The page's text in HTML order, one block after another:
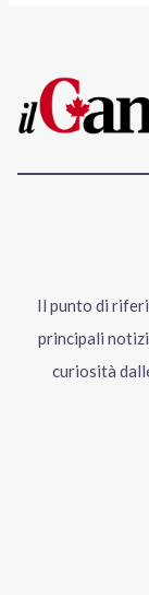
Il punto di
principali
curiosità